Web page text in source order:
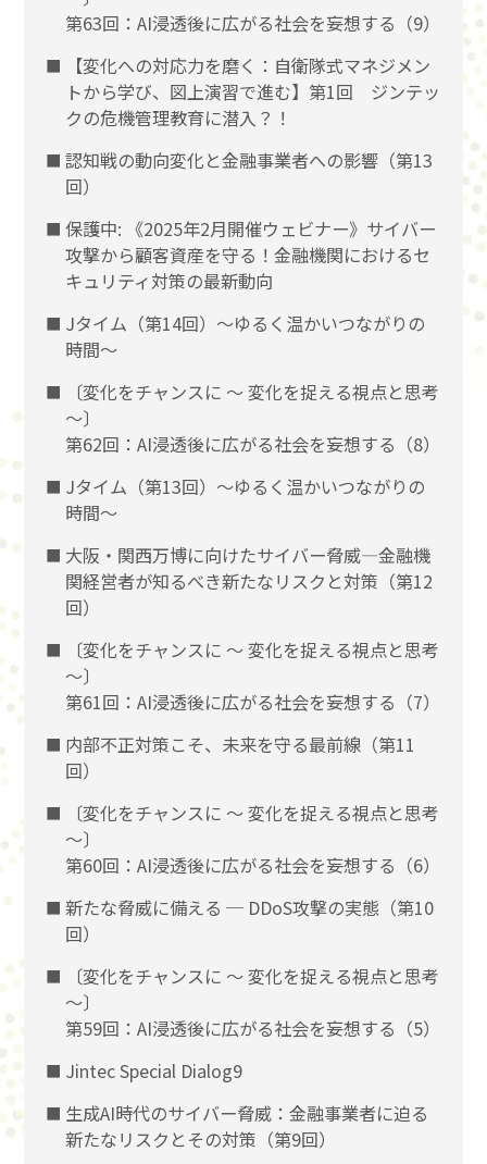
第63回：AI浸透後に広がる社会を妄想する（9）
【変化への対応力を磨く：自衛隊式マネジメン
トから学び、図上演習で進む】第1回 ジンテッ
クの危機管理教育に潜入？！
認知戦の動向変化と金融事業者への影響（第13
回）
保護中: 《2025年2月開催ウェビナー》サイバー
攻撃から顧客資産を守る！金融機関におけるセ
キュリティ対策の最新動向
Jタイム（第14回）～ゆるく温かいつながりの
時間～
〔変化をチャンスに 〜 変化を捉える視点と思考
〜〕
第62回：AI浸透後に広がる社会を妄想する（8）
Jタイム（第13回）～ゆるく温かいつながりの
時間～
大阪・関西万博に向けたサイバー脅威―金融機
関経営者が知るべき新たなリスクと対策（第12
回）
〔変化をチャンスに 〜 変化を捉える視点と思考
〜〕
第61回：AI浸透後に広がる社会を妄想する（7）
内部不正対策こそ、未来を守る最前線（第11
回）
〔変化をチャンスに 〜 変化を捉える視点と思考
〜〕
第60回：AI浸透後に広がる社会を妄想する（6）
新たな脅威に備える ─ DDoS攻撃の実態（第10
回）
〔変化をチャンスに 〜 変化を捉える視点と思考
〜〕
第59回：AI浸透後に広がる社会を妄想する（5）
Jintec Special Dialog9
生成AI時代のサイバー脅威：金融事業者に迫る
新たなリスクとその対策（第9回）